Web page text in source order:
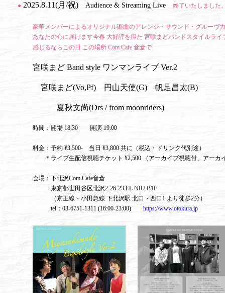
● 2025.8.11(月/祝) Audience & Streaming Live 終了いたしました
豪華メンバーによるオリジナル楽曲のアレンジ・サウンド・グルーヴ
あなたの心に届けます今春 大好評を得た 宮咲まどバンドスタイルラ
感じるならこの日 この場所 Com.Cafe 音倉で
宮咲まど Band style ワンマンライブ Ver.2
宮咲まど(Vo,Pf) 円山天使(G) 帆足昌太(B)
夏秋文尚(Drs / from moonriders)
時間：開場 18:30 開演 19:00
料金：予約 ¥3,500- 当日 ¥3,800 共に（税込・ドリンク代別途）
＊ライブ生配信視聴チケット ¥2,500 （アーカイブ視聴付、アーカ
会場：下北沢Com.Cafe音倉
東京都世田谷区北沢2-26-23 EL NIU B1F
（京王線・小田急線 下北沢駅 北口・西口1 より徒歩2分）
tel：03-6751-1311 (16:00-23:00) https://www.otokura.jp